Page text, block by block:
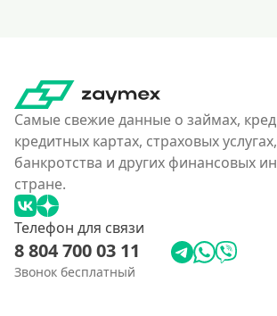
200000 руб
250000 руб
300000 руб
350 тысяч
400000 руб
4500000 руб
500000 руб
Самые свежие данные о займах,
кредитных картах, страховых
банкротства и других финансовых
стране.
Телефон для связи
8 804 700 03 11
Звонок бесплатный